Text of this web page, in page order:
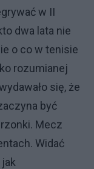
w II
dwa lata nie
o co w tenisie
rozumianej
się, że
być
Mecz
Widać